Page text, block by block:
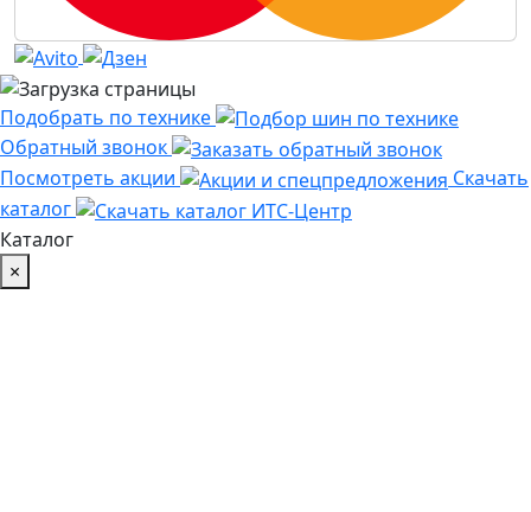
Подобрать по технике
Обратный звонок
Посмотреть акции
Скачать
каталог
Каталог
×